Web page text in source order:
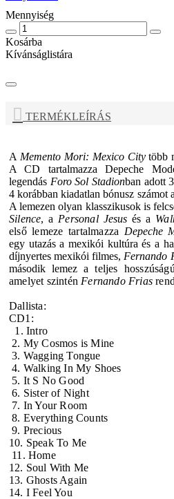
Mennyiség
Kosárba
Kívánságlistára
TERMÉKLEÍRÁS
A Memento Mori: Mexico Citytöbb
A CD tartalmazzaDepeche
legendás Foro Sol Stadionban adott
4 korábban kiadatlan bónusz számot a
A lemezen olyan klasszikusok is
Silence, a Personal Jesus és a
első lemeze tartalmazza Depeche
egy utazás a mexikói kultúra és a
díjnyertes mexikói filmes, Fernando
második lemeza teljes
amelyet szintén Fernando Frias
Dallista:
CD1:
1. Intro
2. My Cosmos is Mine
3. Wagging Tongue
4. Walking In My Shoes
5. It S No Good
6. Sister of Night
7. In Your Room
8. Everything Counts
9. Precious
10. Speak To Me
11. Home
12. Soul With Me
13. Ghosts Again
14. I Feel You